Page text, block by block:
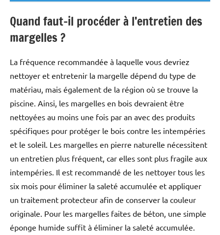
Quand faut-il procéder à l’entretien des
margelles ?
La fréquence recommandée à laquelle vous devriez
nettoyer et entretenir la margelle dépend du type de
matériau, mais également de la région où se trouve la
piscine. Ainsi, les margelles en bois devraient être
nettoyées au moins une fois par an avec des produits
spécifiques pour protéger le bois contre les intempéries
et le soleil. Les margelles en pierre naturelle nécessitent
un entretien plus fréquent, car elles sont plus fragile aux
intempéries. Il est recommandé de les nettoyer tous les
six mois pour éliminer la saleté accumulée et appliquer
un traitement protecteur afin de conserver la couleur
originale. Pour les margelles faites de béton, une simple
éponge humide suffit à éliminer la saleté accumulée.